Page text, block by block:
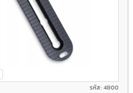
รหัส: 4800